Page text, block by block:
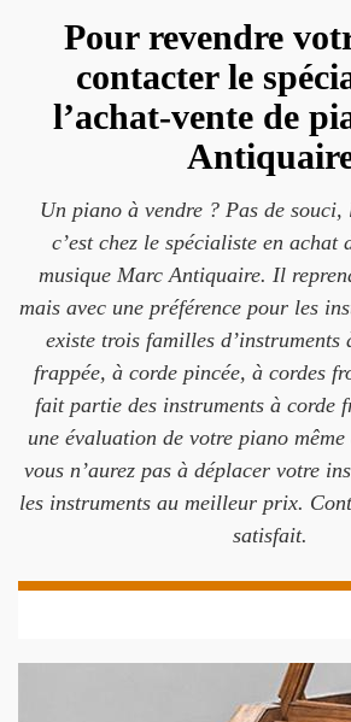
Pour revendre
contacter le
l’achat-vente de
Un piano à vendre ? Pas de souci,
c’est chez le spécialiste en achat
musique Marc Antiquaire. Il
mais avec une préférence pour les
existe trois familles d’instruments
frappée, à corde pincée, à cordes
fait partie des instruments à corde
une évaluation de votre piano
vous n’aurez pas à déplacer votre
les instruments au meilleur prix.
satisfait.